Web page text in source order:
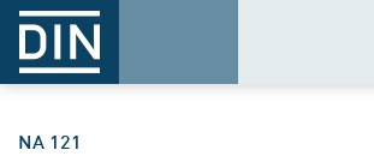
NA 121